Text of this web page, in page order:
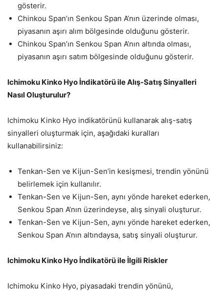
gösterir.
Chinkou Span’ın Senkou Span A’nın üzerinde olması,
piyasanın aşırı alım bölgesinde olduğunu gösterir.
Chinkou Span’ın Senkou Span A’nın altında olması,
piyasanın aşırı satım bölgesinde olduğunu gösterir.
Ichimoku Kinko Hyo İndikatörü ile Alış-Satış Sinyalleri
Nasıl Oluşturulur?
Ichimoku Kinko Hyo indikatörünü kullanarak alış-satış
sinyalleri oluşturmak için, aşağıdaki kuralları
kullanabilirsiniz:
Tenkan-Sen ve Kijun-Sen’in kesişmesi, trendin yönünü
belirlemek için kullanılır.
Tenkan-Sen ve Kijun-Sen, aynı yönde hareket ederken,
Senkou Span A’nın üzerindeyse, alış sinyali oluşturur.
Tenkan-Sen ve Kijun-Sen, aynı yönde hareket ederken,
Senkou Span A’nın altındaysa, satış sinyali oluşturur.
Ichimoku Kinko Hyo İndikatörü ile İlgili Riskler
Ichimoku Kinko Hyo, piyasadaki trendin yönünü,